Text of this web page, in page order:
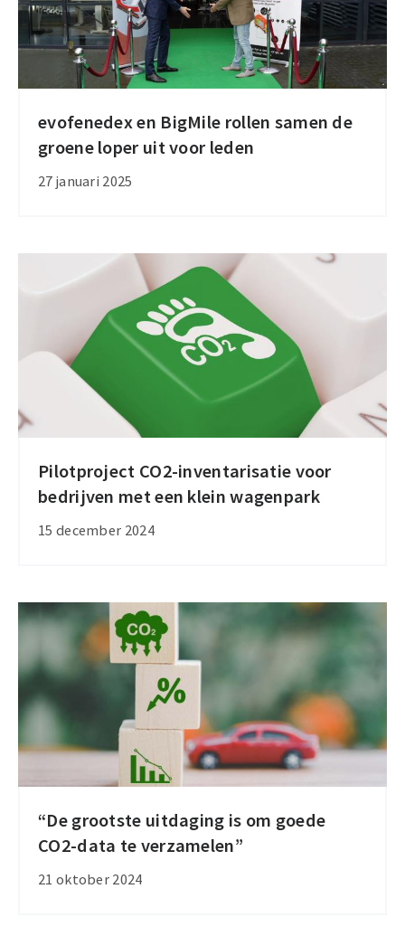
evofenedex en BigMile rollen samen de
groene loper uit voor leden
27 januari 2025
evofenedex
en
BigMile
de
voor
leden
Pilotproject CO2-inventarisatie voor
bedrijven met een klein wagenpark
15 december 2024
Pilotproject
CO2-
inventarisatie
met
een
wagenpark
“De grootste uitdaging is om goede
CO2-data te verzamelen”
21 oktober 2024
“De
grootste
uitdaging